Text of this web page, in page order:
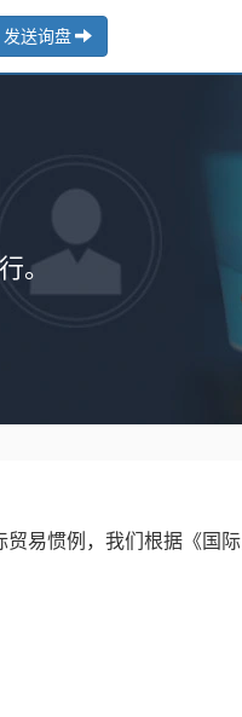
发送询盘
。
易惯例，我们根据《国